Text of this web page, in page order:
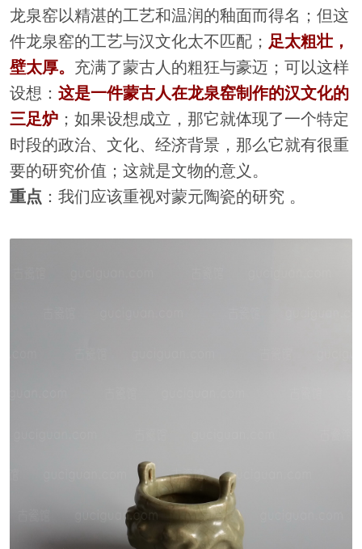
龙泉窑以精湛的工艺和温润的釉面而得名；但这
件龙泉窑的工艺与汉文化太不匹配； 足太粗壮，
壁太厚。 充满了蒙古人的粗狂与豪迈；可以这样
设想： 这是一件蒙古人在龙泉窑制作的汉文化的
三足炉；如果设想成立，那它就体现了一个特定
时段的政治、文化、经济背景，那么它就有很重
要的研究价值；这就是文物的意义。
重点 ：我们应该重视对蒙元陶瓷的研究 。